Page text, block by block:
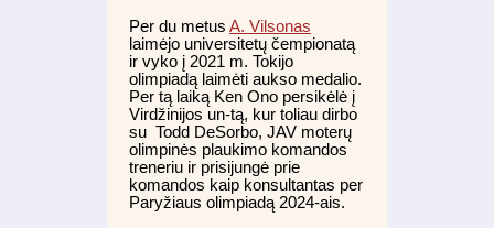
Per du metus A. Vilsonas
laimėjo universitetų čempionatą
ir vyko į 2021 m. Tokijo
olimpiadą laimėti aukso medalio.
Per tą laiką Ken Ono persikėlė į
Virdžinijos un-tą, kur toliau dirbo
su Todd DeSorbo, JAV moterų
olimpinės plaukimo komandos
treneriu ir prisijungė prie
komandos kaip konsultantas per
Paryžiaus olimpiadą 2024-ais.